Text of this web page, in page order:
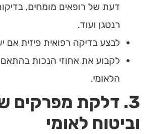
דעת של רופאים מומחים,
רנטגן ועוד.
לבצע בדיקה רפואית פיזית אם
לקבוע את אחוזי הנכות
הלאומי.
3. דלקת מפרקים
וביטוח לאומי